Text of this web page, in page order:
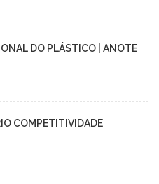
DO PLÁSTICO | ANOTE
COMPETITIVIDADE